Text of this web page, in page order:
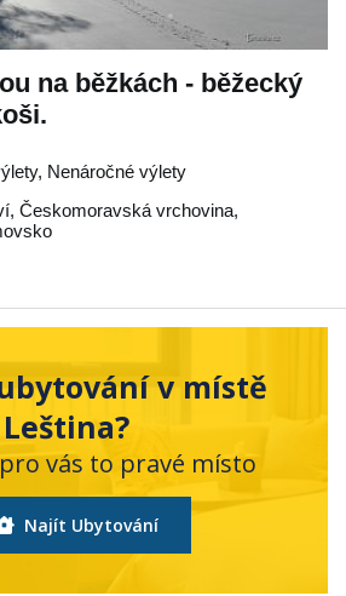
na běžkách - běžecký
Nenáročné výlety
, Českomoravská vrchovina,
v místě
Leština?
vás to pravé místo
Najít Ubytování